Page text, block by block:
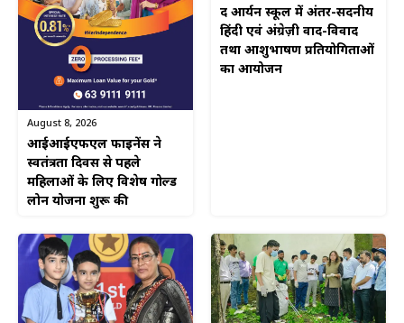
August 8, 2026
आईआईएफएल फाइनेंस ने
स्वतंत्रता दिवस से पहले
महिलाओं के लिए विशेष गोल्ड
लोन योजना शुरू की
द आर्यन स्कूल में अंतर-सदनीय
हिंदी एवं अंग्रेज़ी वाद-विवाद
तथा आशुभाषण प्रतियोगिताओं
का आयोजन